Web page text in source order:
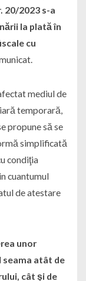
20/2023 s-a
la plată în
cu
mediul de
temporară,
propune să se
simplificată
condiţia
cuantumul
de atestare
unor
atât de
cât şi de